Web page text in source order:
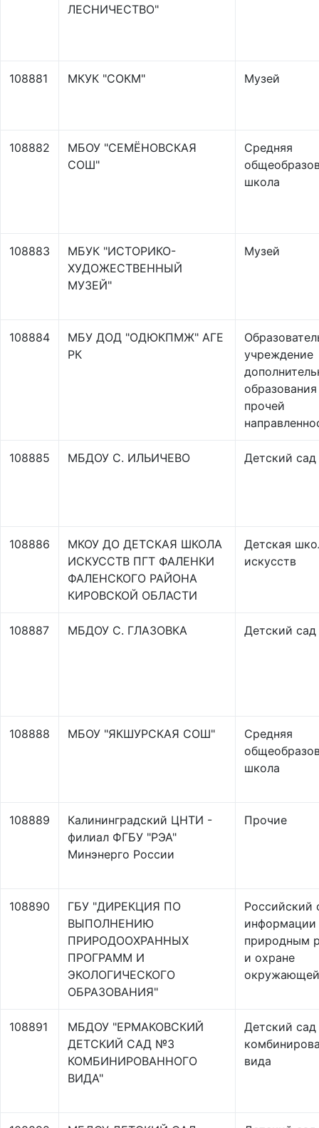
ЛЕСНИЧЕСТВО"
108881 МКУК "СОКМ" Музей
108882
МБОУ "СЕМЁНОВСКАЯ
СОШ"
Средняя
школа
108883
МБУК "ИСТОРИКО-
ХУДОЖЕСТВЕННЫЙ
МУЗЕЙ"
Музей
108884
МБУ ДОД "ОДЮКПМЖ" АГЕ
РК
учреждение
прочей
108885 МБДОУ С. ИЛЬИЧЕВО Детский сад
108886
МКОУ ДО ДЕТСКАЯ ШКОЛА
ИСКУССТВ ПГТ ФАЛЕНКИ
ФАЛЕНСКОГО РАЙОНА
КИРОВСКОЙ ОБЛАСТИ
Детская
искусств
108887 МБДОУ С. ГЛАЗОВКА Детский сад
108888 МБОУ "ЯКШУРСКАЯ СОШ"
Средняя
школа
108889
Калининградский ЦНТИ -
филиал ФГБУ "РЭА"
Минэнерго России
Прочие
108890
ГБУ "ДИРЕКЦИЯ ПО
ВЫПОЛНЕНИЮ
ПРИРОДООХРАННЫХ
ПРОГРАММ И
ЭКОЛОГИЧЕСКОГО
ОБРАЗОВАНИЯ"
Российский
информации
природным
и охране
108891
МБДОУ "ЕРМАКОВСКИЙ
ДЕТСКИЙ САД №3
КОМБИНИРОВАННОГО
ВИДА"
Детский сад
вида